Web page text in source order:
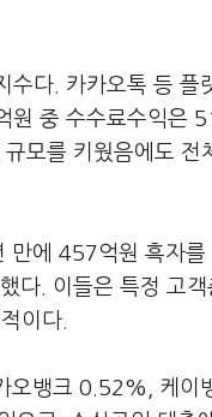
다. 카카오톡 등 플
중 수수료수익은
모를 키웠음에도
에 457억원 흑자를
다. 이들은 특정 고
이다.
오뱅크 0.52%, 케